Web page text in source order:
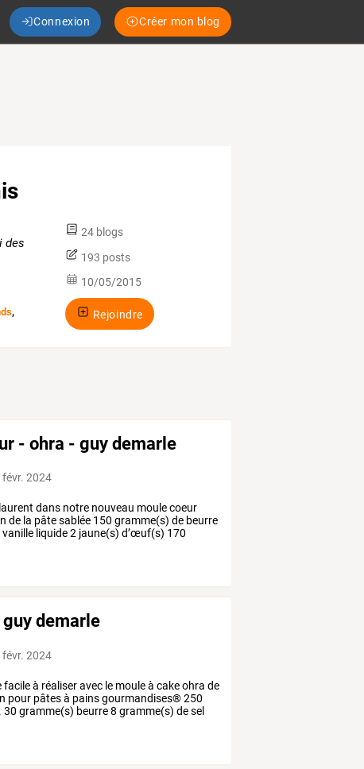
Connexion Créer mon blog
des
,
24 blogs
193 posts
10/05/2015
Rejoindre
- ohra - guy demarle
févr. 2024
laurent dans notre nouveau moulecoeur
de la pâtesablée 150 gramme(s) de beurre
vanille liquide2 jaune(s) d’œuf(s) 170
demarle
févr. 2024
facileà réaliseravec le mouleà cakeohra de
pour pâtesà painsgourmandises®250
30 gramme(s) beurre8 gramme(s) desel